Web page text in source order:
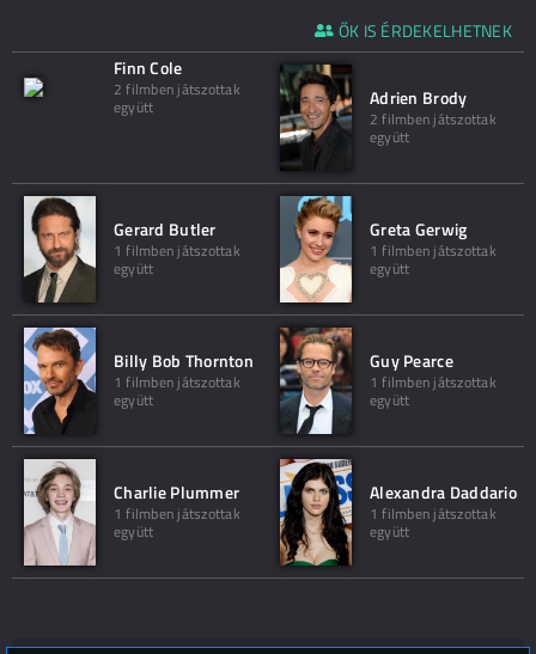
ŐK IS ÉRDEKELHETNEK
Finn Cole
2 filmben játszottak
együtt Adrien Brody
2 filmben játszottak
együtt
Gerard Butler
1 filmben játszottak
együtt
Greta Gerwig
1 filmben játszottak
együtt
Billy Bob Thornton
1 filmben játszottak
együtt
Guy Pearce
1 filmben játszottak
együtt
Charlie Plummer
1 filmben játszottak
együtt
Alexandra Daddario
1 filmben játszottak
együtt